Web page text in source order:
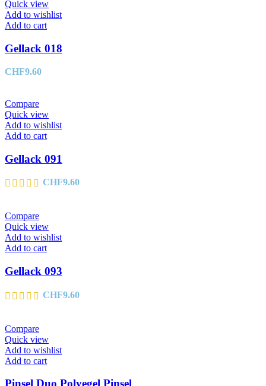
Quick view
Add to wishlist
Add to cart
Gellack 018
CHF9.60
Compare
Quick view
Add to wishlist
Add to cart
Gellack 091
CHF9.60
Compare
Quick view
Add to wishlist
Add to cart
Gellack 093
CHF9.60
Compare
Quick view
Add to wishlist
Add to cart